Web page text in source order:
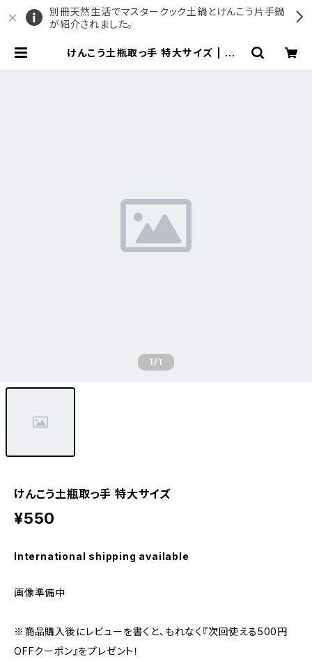
別冊天然生活でマスタークック土鍋とけんこう片手鍋
が紹介されました。
けんこう土瓶取っ手 特大サイズ | マス
1/1
けんこう土瓶取っ手 特大サイズ
¥550
International shipping available
画像準備中
※商品購入後にレビューを書くと、もれなく『次回使える500円
OFFクーポン』をプレゼント！